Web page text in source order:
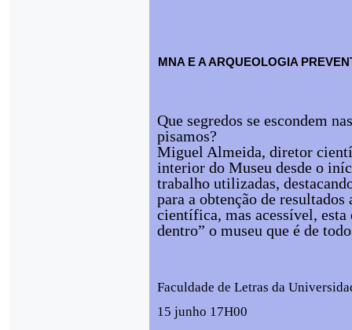
MNA E A ARQUEOLOGIA
Que segredos se escondem
pisamos?
Miguel Almeida, diretor
interior do Museu desde o
trabalho utilizadas,
para a obtenção de
científica, mas acessível, esta
dentro” o museu que é de
Faculdade de Letras da
15 junho 17H00